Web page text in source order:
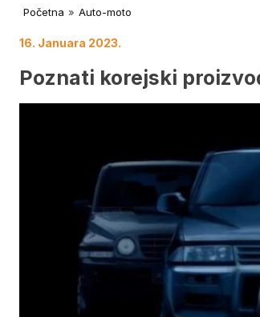
Početna » Auto-moto
16. Januara 2023.
Poznati korejski